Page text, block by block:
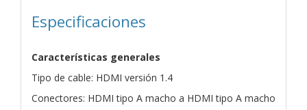
Especificaciones
Características generales
Tipo de cable: HDMI versión 1.4
Conectores: HDMI tipo A macho a HDMI tipo A macho